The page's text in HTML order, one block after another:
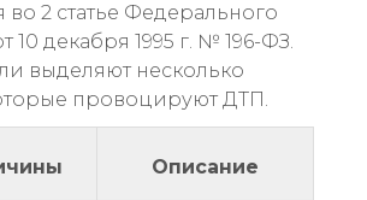
во 2 статье Федерального
10 декабря 1995 г. № 196-ФЗ.
выделяют несколько
провоцируют ДТП.
Описание